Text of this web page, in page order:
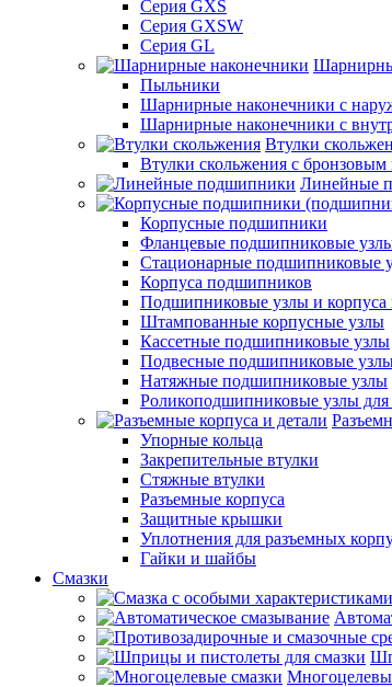
Серия GXS
Серия GXSW
Серия GL
Пыльники
Шарнирные наконечники с
Шарнирные наконечники с
Втулки
Втулки скольжения с
Линейные
Корпусные подшипники
Фланцевые подшипниковые
Стационарные подшипниковые
Корпуса подшипников
Подшипниковые узлы и корпуса
Штампованные корпусные узлы
Кассетные подшипниковые узлы
Подвесные подшипниковые
Натяжные подшипниковые узлы
Роликоподшипниковые узлы для
Упорные кольца
Закрепительные втулки
Стяжные втулки
Разъемные корпуса
Защитные крышки
Уплотнения для разъемных
Гайки и шайбы
Смазки